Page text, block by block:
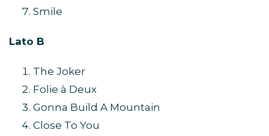
Smile
Lato B
The Joker
Folie à Deux
Gonna Build A Mountain
Close To You